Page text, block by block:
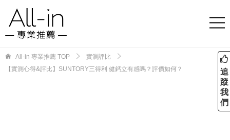
All-in 專業推薦 TOP
實測評比
【實測心得&評比】SUNTORY三得利 健鈣立有感嗎？評價如何？
追
蹤
我
們